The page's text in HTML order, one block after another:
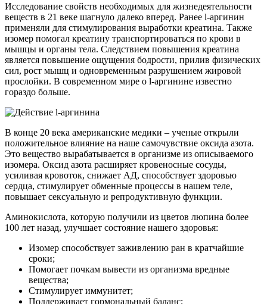
Исследование свойств необходимых для жизнедеятельности
веществ в 21 веке шагнуло далеко вперед. Ранее l-аргинин
применяли для стимулирования выработки креатина. Также
изомер помогал креатину транспортироваться по крови в
мышцы и органы тела. Следствием повышения креатина
является повышение ощущения бодрости, прилив физических
сил, рост мышц и одновременным разрушением жировой
прослойки. В современном мире о l-аргинине известно
гораздо больше.
В конце 20 века американские медики – ученые открыли
положительное влияние на наше самочувствие оксида азота.
Это вещество вырабатывается в организме из описываемого
изомера. Оксид азота расширяет кровеносные сосуды,
усиливая кровоток, снижает АД, способствует здоровью
сердца, стимулирует обменные процессы в нашем теле,
повышает сексуальную и репродуктивную функции.
Аминокислота, которую получили из цветов люпина более
100 лет назад, улучшает состояние нашего здоровья:
Изомер способствует заживлению ран в кратчайшие
сроки;
Помогает почкам вывести из организма вредные
вещества;
Стимулирует иммунитет;
Поддерживает гормональный баланс;